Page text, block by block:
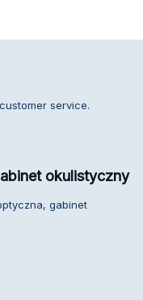
service.
okulistyczny
gabinet